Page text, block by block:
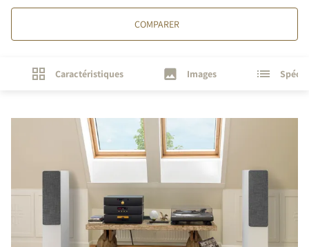
COMPARER
Caractéristiques Images